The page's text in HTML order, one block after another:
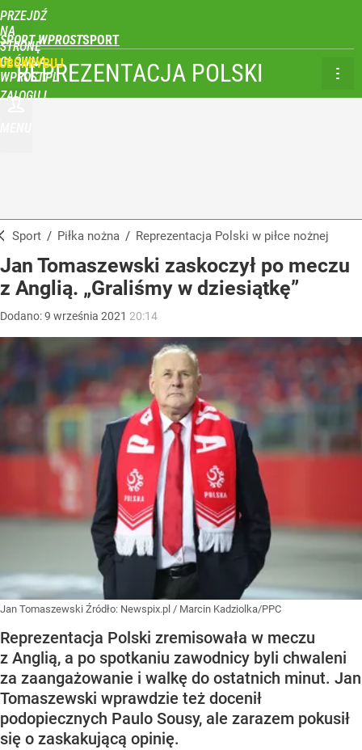
PRZEJDŹ
NA
STRONĘ
GŁÓWNĄ
WPROST.PL
SPORT WPROST
ZALOGUJ
REPREZENTACJA POLSKI
Sport / Piłka nożna / Reprezentacja Polski w piłce nożnej
Jan Tomaszewski zaskoczył po meczu
z Anglią. „Graliśmy w dziesiątkę”
Dodano:9 września 2021 20:14
Jan Tomaszewski Źródło: Newspix.pl / Marcin Kadziolka/PPC
Reprezentacja Polski zremisowała w meczu
z Anglią, a po spotkaniu zawodnicy byli chwaleni
za zaangażowanie i walkę do ostatnich minut. Jan
Tomaszewski wprawdzie też docenił
podopiecznych Paulo Sousy, ale zarazem pokusił
się o zaskakującą opinię.